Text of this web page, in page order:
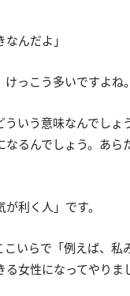
なんだよ」
っこう多いですよね。
ういう意味なんでしょ
なるんでしょう。あら
利く人」です。
こいらで「例えば、私
女性になってやりま